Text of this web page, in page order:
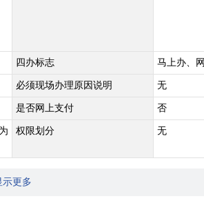
四办标志 马上办、
必须现场办理原因说明 无
是否网上支付 否
权限划分 无
示更多